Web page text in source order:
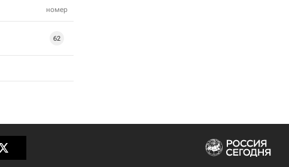
номер
62